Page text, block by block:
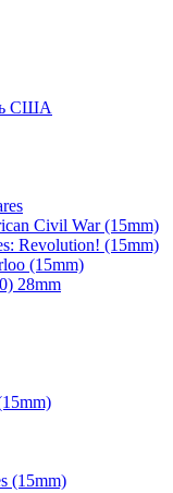
США
Civil War (15mm)
Revolution! (15mm)
(15mm)
28mm
(15mm)